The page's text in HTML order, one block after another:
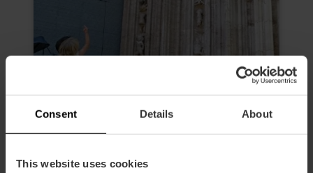
Consent Details About
This website uses cookies